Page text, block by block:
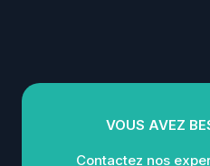
VOUS AVEZ
Contactez nos